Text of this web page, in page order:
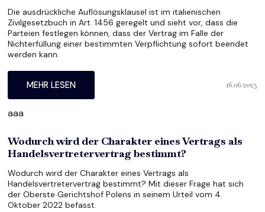
Die ausdrückliche Auflösungsklausel ist im italienischen
Zivilgesetzbuch in Art. 1456 geregelt und sieht vor, dass die
Parteien festlegen können, dass der Vertrag im Falle der
Nichterfüllung einer bestimmten Verpflichtung sofort beendet
werden kann.
MEHR LESEN 16.06.2025
aaa
Wodurch wird der Charakter eines Vertrags als
Handelsvertretervertrag bestimmt?
Wodurch wird der Charakter eines Vertrags als
Handelsvertretervertrag bestimmt? Mit dieser Frage hat sich
der Oberste Gerichtshof Polens in seinem Urteil vom 4.
Oktober 2022 befasst.